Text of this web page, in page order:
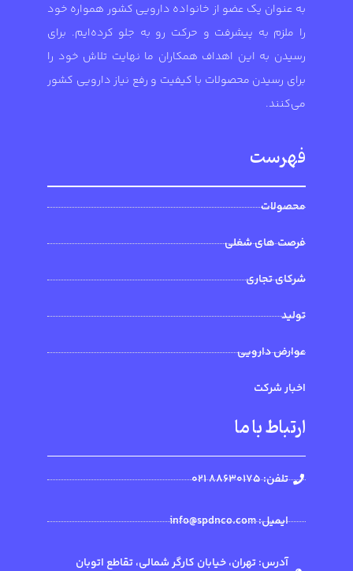
به عنوان یک عضو از خانواده دارویی کشور همواره خود
را ملزم به پیشرفت و حرکت رو به جلو کرده‌ایم. برای
رسیدن به این اهداف همکاران ما نهایت تلاش خود را
برای رسیدن محصولات با کیفیت و رفع نیاز دارویی کشور
می‌کنند.
فهرست
محصولات
فرصت های شغلی
شرکای تجاری
تولید
عوارض دارویی
اخبار شرکت
ارتباط با ما
تلفن: 88630175 021
ایمیل: info@spdnco.com
آدرس: تهران، خیابان کارگر شمالی، تقاطع اتوبان